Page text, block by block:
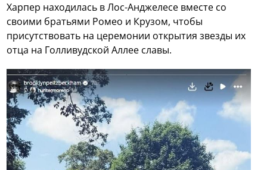
Харпер находилась в Лос-Анджелесе вместе со
своими братьями Ромео и Крузом, чтобы
присутствовать на церемонии открытия звезды их
отца на Голливудской Аллее славы.